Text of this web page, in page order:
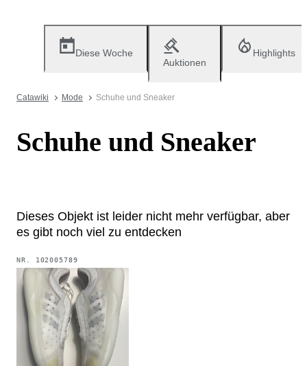
Diese Woche
Auktionen
Highlights
Catawiki Mode Schuhe und Sneaker
Schuhe und Sneaker
Dieses Objekt ist leider nicht mehr verfügbar, aber
es gibt noch viel zu entdecken
NR. 102005789